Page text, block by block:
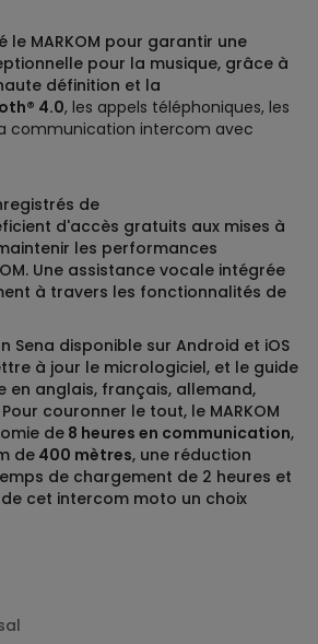
le MARKOM pour garantir une
pour la musique, grâce à
définition et la
4.0, les appels téléphoniques, les
communication intercom avec
de
d'accès gratuits aux mises à
les performances
Une assistance vocale intégrée
à travers les fonctionnalités de
Sena disponible sur Android et iOS
à jour le micrologiciel, et le guide
en anglais, français, allemand,
couronner le tout, le MARKOM
de 8 heures en communication,
de400 mètres, une réduction
de chargement de 2 heures et
cet intercom moto un choix